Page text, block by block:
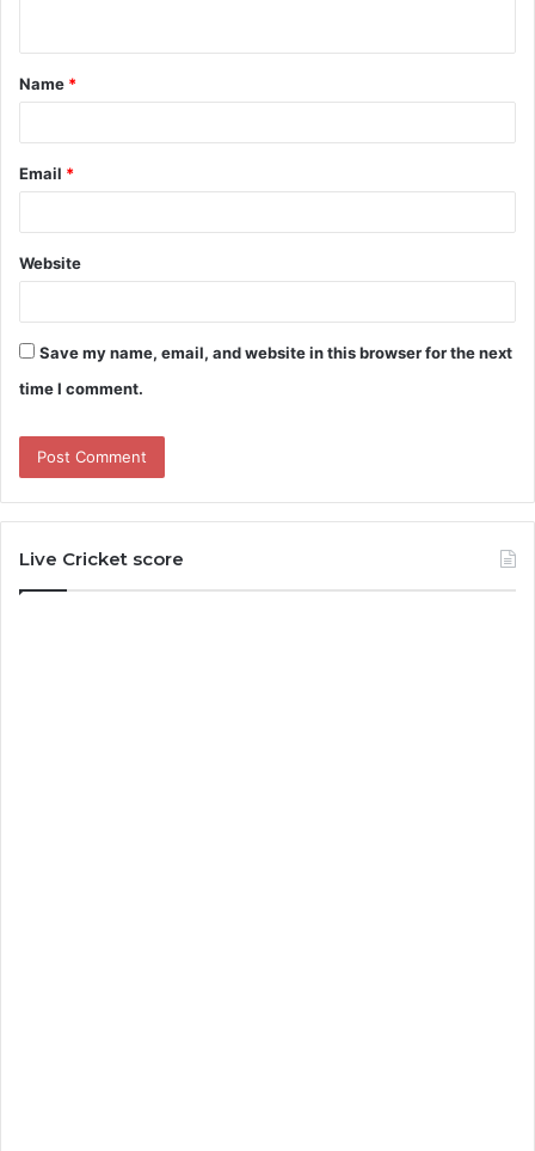
t
*
Name *
Email *
Website
Save my name, email, and website in this browser for the next
time I comment.
Live Cricket score